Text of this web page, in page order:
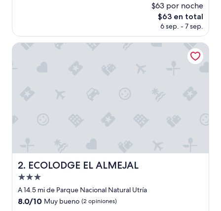
opiniones)
$63 por noche
El
precio
es
$63 en total
6 sep. - 7 sep.
2. ECOLODGE EL ALMEJAL
ECOLODGE EL ALMEJAL
Propiedad
de
3.0
A 14.5 mi de Parque Nacional Natural Utría
8.0
8.0/10 Muy bueno (2 opiniones)
ECOLODGE EL ALMEJAL